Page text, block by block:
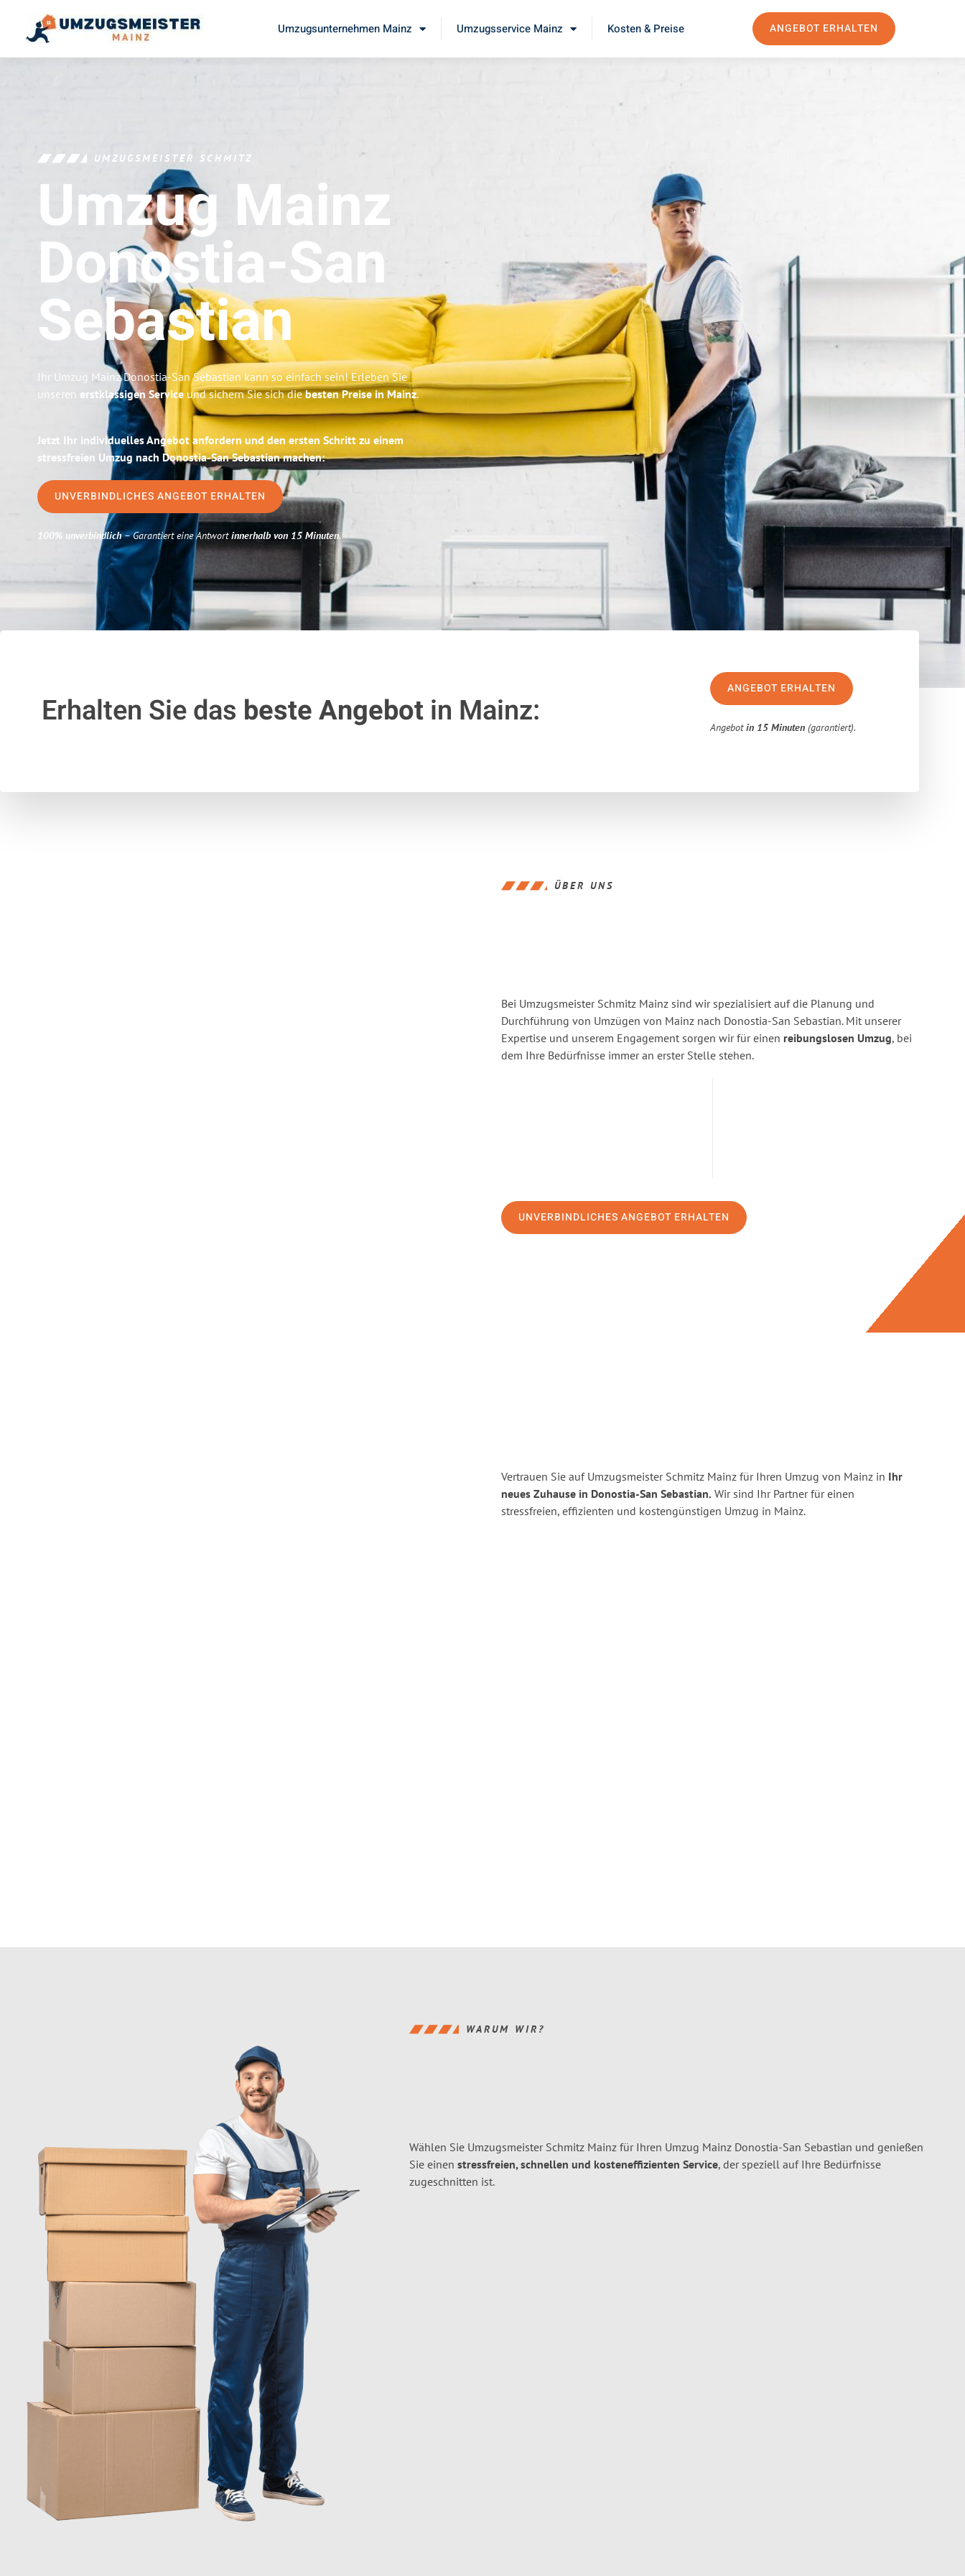
Umzugsunternehmen Mainz Umzugsservice Mainz Kosten & Preise ANGEBOT ERHALTEN
UMZUGSMEISTER SCHMITZ
Umzug Mainz
Donostia-San
Sebastian
Ihr Umzug Mainz Donostia-San Sebastian kann so einfach sein! Erleben Sie
unseren erstklassigen Service und sichern Sie sich diebesten Preise in Mainz.
Jetzt Ihr individuelles Angebot anfordern und den ersten Schritt zu einem
stressfreien Umzug nach Donostia-San Sebastian machen:
UNVERBINDLICHES ANGEBOT ERHALTEN
100% unverbindlich– Garantiert eine Antwortinnerhalb von 15 Minuten.
Erhalten Sie das beste Angebotin Mainz:
ANGEBOT ERHALTEN
Angebotin 15 Minuten (garantiert).
ÜBER UNS
Bei Umzugsmeister Schmitz Mainz sind wir spezialisiert auf die Planung und
Durchführung von Umzügen von Mainz nach Donostia-San Sebastian. Mit unserer
Expertise und unserem Engagement sorgen wir für einen reibungslosen Umzug, bei
dem Ihre Bedürfnisse immer an erster Stelle stehen.
UNVERBINDLICHES ANGEBOT ERHALTEN
Vertrauen Sie auf Umzugsmeister Schmitz Mainz für Ihren Umzug von Mainz in Ihr
neues Zuhause in Donostia-San Sebastian. Wir sind Ihr Partner für einen
stressfreien, effizienten und kostengünstigen Umzug in Mainz.
WARUM WIR?
Wählen Sie Umzugsmeister Schmitz Mainz für Ihren Umzug Mainz Donostia-San Sebastian und genießen
Sie einen stressfreien, schnellen und kosteneffizienten Service, der speziell auf Ihre Bedürfnisse
zugeschnitten ist.